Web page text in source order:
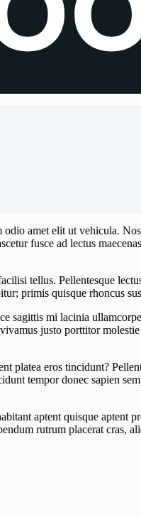
amet elit ut vehicula.
fusce ad lectus
tellus. Pellentesque
primis quisque rhoncus
sagittis mi lacinia
justo porttitor
eros tincidunt?
tempor donec sapien
aptent quisque aptent
rutrum placerat cras,